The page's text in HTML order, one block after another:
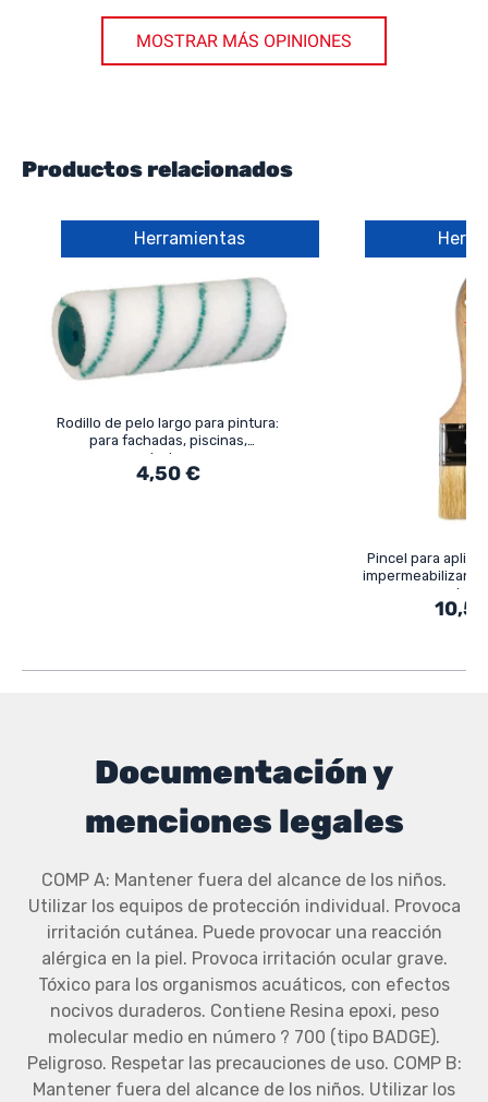
MOSTRAR MÁS OPINIONES
Productos relacionados
Herramientas
Rodillo de pelo largo para pintura:
para fachadas, piscinas,
exteriores
4,50 €
Pincel para
Documentación y
menciones legales
COMP A: Mantener fuera del alcance de los niños.
Utilizar los equipos de protección individual. Provoca
irritación cutánea. Puede provocar una reacción
alérgica en la piel. Provoca irritación ocular grave.
Tóxico para los organismos acuáticos, con efectos
nocivos duraderos. Contiene Resina epoxi, peso
molecular medio en número ? 700 (tipo BADGE).
Peligroso. Respetar las precauciones de uso. COMP B:
Mantener fuera del alcance de los niños. Utilizar los